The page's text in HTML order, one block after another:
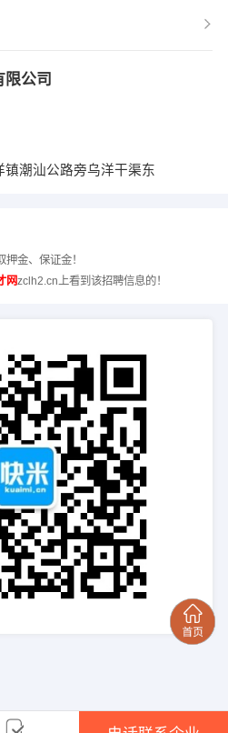
公司
镇潮汕公路旁乌洋干渠东
金、保证金！
网zclh2.cn上看到该招聘信息的！